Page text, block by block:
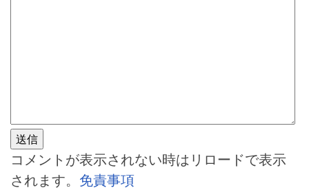
コメントが表示されない時はリロードで表示
されます。 免責事項